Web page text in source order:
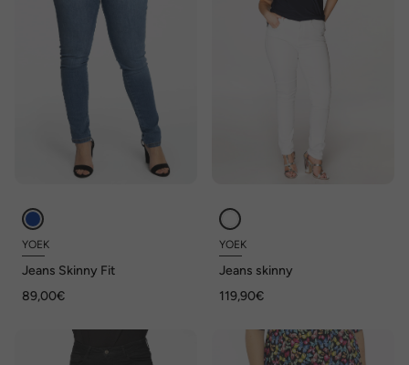
YOEK
Jeans Skinny Fit
89,00€
YOEK
Jeans skinny
119,90€